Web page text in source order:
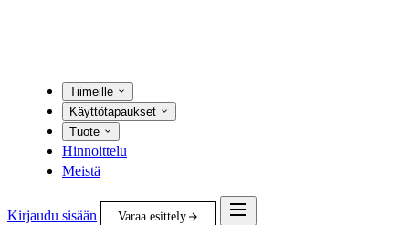
Tiimeille
Käyttötapaukset
Tuote
Hinnoittelu
Meistä
Kirjaudu sisään Varaa esittely